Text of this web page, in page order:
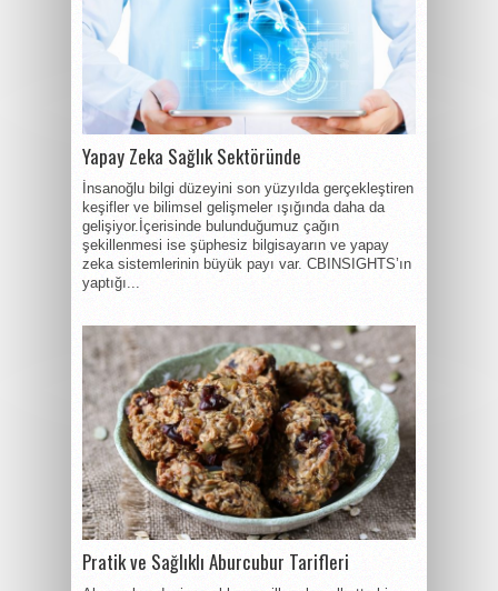
Yapay Zeka Sağlık Sektöründe
İnsanoğlu bilgi düzeyini son yüzyılda gerçekleştiren
keşifler ve bilimsel gelişmeler ışığında daha da
gelişiyor.İçerisinde bulunduğumuz çağın
şekillenmesi ise şüphesiz bilgisayarın ve yapay
zeka sistemlerinin büyük payı var. CBINSIGHTS’ın
yaptığı...
Pratik ve Sağlıklı Aburcubur Tarifleri